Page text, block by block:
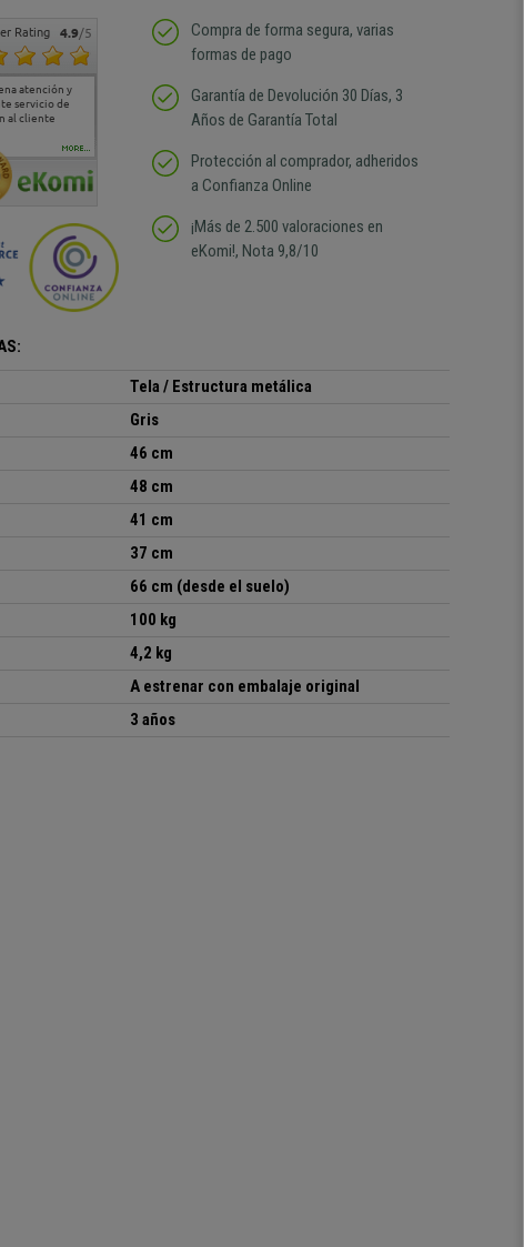
Rating 4.9/5
atención y
servicio de
al cliente
Muy buena atención de
cara al asesoramiento
comercial y el envío ha
Si estoy contento
Excelente relacion
calidad precio Plazo de
MORE...
Compra de forma segura, varias
formas de pago
Garantía de Devolución 30 Días, 3
Años de Garantía Total
Protección al comprador, adheridos
a Confianza Online
¡Más de 2.500 valoraciones en
eKomi!, Nota 9,8/10
Tela / Estructura metálica
Gris
46 cm
48 cm
41 cm
37 cm
66 cm (desde el suelo)
100 kg
4,2 kg
A estrenar con embalaje original
3 años